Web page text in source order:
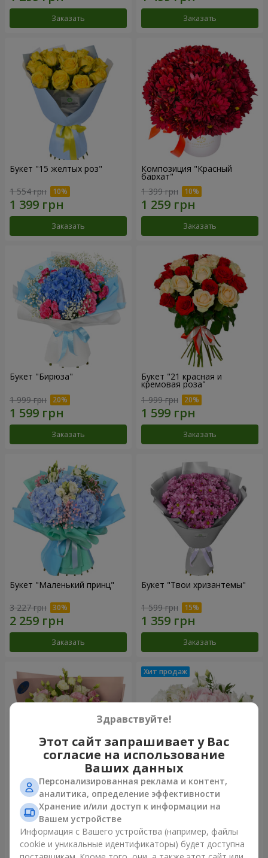
Заказать Заказать
Букет "15 желтых роз"
1 554 грн
Заказать
Композиция "Красный
бархат"
1 399 грн
Заказать
Букет "Бирюза"
1 999 грн
Заказать
Букет "21 красная и
кремовая роза"
1 999 грн
Заказать
Букет "Маленький принц"
3 227 грн
Заказать
Букет "Твои хризантемы"
1 599 грн
Заказать
Букет "Панна Котта"
2 074 грн
Заказать
Композиция "Нежное
прикосновение"
Заказать
Здравствуйте!
Этот сайт запрашивает у Вас
согласие на использование
Ваших данных
Персонализированная реклама и контент,
аналитика, определение эффективности
Хранение и/или доступ к информации на
Вашем устройстве
Информация с Вашего устройства (например, файлы
cookie и уникальные идентификаторы) будет доступна